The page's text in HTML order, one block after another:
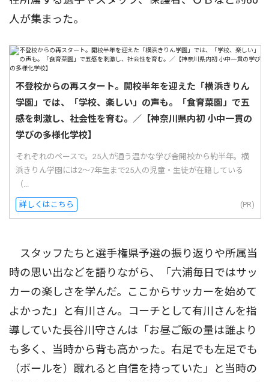
人が集まった。
不登校からの再スタート。開校半年を迎えた「横浜きりん
学園」では、「学校、楽しい」の声も。「食育菜園」で五
感を刺激し、社会性を育む。／【神奈川県内初 小中一貫の
学びの多様化学校】
それぞれのペースで。25人が通う温かな学び舎開校から約半年。横
浜きりん学園には2〜7年生まで25人の児童・生徒が在籍している
（...
詳しくはこちら (PR)
スタッフたちと選手権県予選の振り返りや所属当
時の思い出などを語りながら、「六浦毎日ではサッ
カーの楽しさを学んだ。ここからサッカーを始めて
よかった」と有川さん。コーチとして有川さんを指
導していた長谷川守さんは「お昼ご飯の量は誰より
も多く、当時から背も高かった。右足でも左足でも
（ボールを）蹴れると自信を持っていた」と当時の